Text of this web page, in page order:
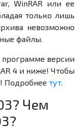
WinRAR или ее
только лишь
невозможно
файлы.
версии
4 и ниже! Чтобы
Подробнее тут.
Чем